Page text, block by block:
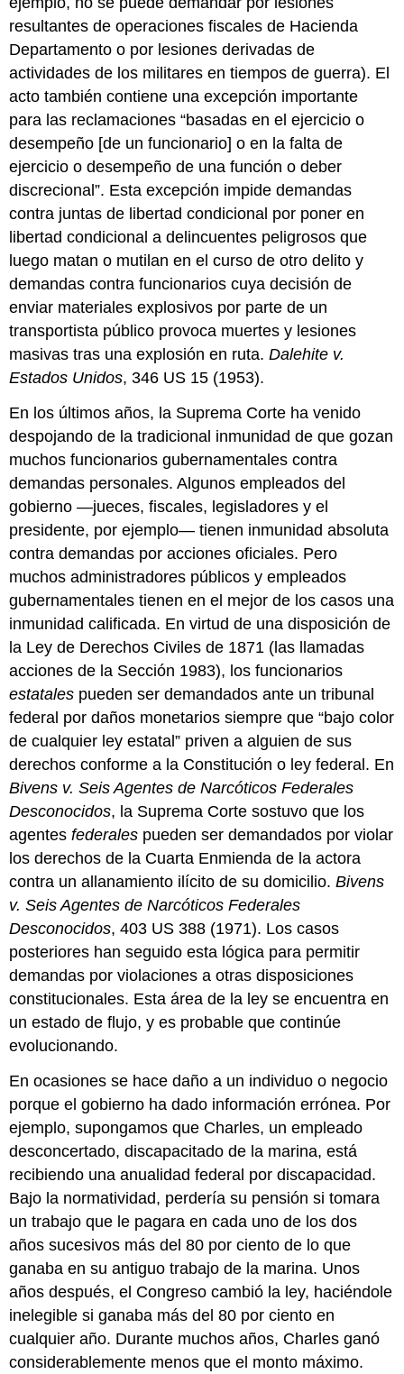
resultantes de operaciones fiscales de Hacienda
Departamento o por lesiones derivadas de
actividades de los militares en tiempos de guerra). El
acto también contiene una excepción importante
para las reclamaciones “basadas en el ejercicio o
desempeño [de un funcionario] o en la falta de
ejercicio o desempeño de una función o deber
discrecional”. Esta excepción impide demandas
contra juntas de libertad condicional por poner en
libertad condicional a delincuentes peligrosos que
luego matan o mutilan en el curso de otro delito y
demandas contra funcionarios cuya decisión de
enviar materiales explosivos por parte de un
transportista público provoca muertes y lesiones
masivas tras una explosión en ruta.Dalehite v.
Estados Unidos, 346 US 15 (1953).
En los últimos años, la Suprema Corte ha venido
despojando de la tradicional inmunidad de que gozan
muchos funcionarios gubernamentales contra
demandas personales. Algunos empleados del
gobierno —jueces, fiscales, legisladores y el
presidente, por ejemplo— tienen inmunidad absoluta
contra demandas por acciones oficiales. Pero
muchos administradores públicos y empleados
gubernamentales tienen en el mejor de los casos una
inmunidad calificada. En virtud de una disposición de
la Ley de Derechos Civiles de 1871 (las llamadas
acciones de la Sección 1983), los funcionarios
estatales pueden ser demandados ante un tribunal
federal por daños monetarios siempre que “bajo color
de cualquier ley estatal” priven a alguien de sus
derechos conforme a la Constitución o ley federal. En
Bivens v. Seis Agentes de Narcóticos Federales
Desconocidos, la Suprema Corte sostuvo que los
agentesfederales pueden ser demandados por violar
los derechos de la Cuarta Enmienda de la actora
contra un allanamiento ilícito de su domicilio.Bivens
v. Seis Agentes de Narcóticos Federales
Desconocidos, 403 US 388 (1971). Los casos
posteriores han seguido esta lógica para permitir
demandas por violaciones a otras disposiciones
constitucionales. Esta área de la ley se encuentra en
un estado de flujo, y es probable que continúe
evolucionando.
En ocasiones se hace daño a un individuo o negocio
porque el gobierno ha dado información errónea. Por
ejemplo, supongamos que Charles, un empleado
desconcertado, discapacitado de la marina, está
recibiendo una anualidad federal por discapacidad.
Bajo la normatividad, perdería su pensión si tomara
un trabajo que le pagara en cada uno de los dos
años sucesivos más del 80 por ciento de lo que
ganaba en su antiguo trabajo de la marina. Unos
años después, el Congreso cambió la ley, haciéndole
inelegible si ganaba más del 80 por ciento en
cualquier año. Durante muchos años, Charles ganó
considerablemente menos que el monto máximo.